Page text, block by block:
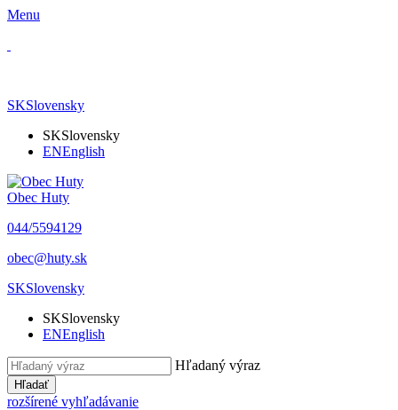
Menu
SKSlovensky
SKSlovensky
ENEnglish
Obec Huty
​044/5594129
​obec@huty.sk
SKSlovensky
SKSlovensky
ENEnglish
Hľadaný výraz
Hľadať
rozšírené vyhľadávanie